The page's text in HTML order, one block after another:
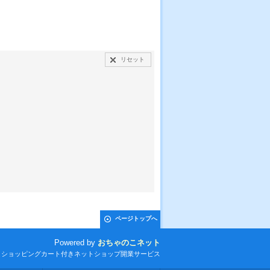
リセット
ページトップへ
Powered by おちゃのこネット
ョッピングカート付きネットショップ開業サービス